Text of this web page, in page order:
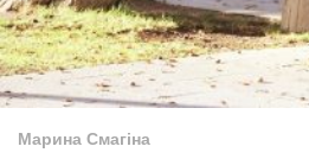
Марина Смагіна